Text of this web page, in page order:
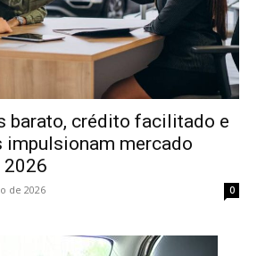
barato, crédito facilitado e
impulsionam mercado
2026
de 2026 0